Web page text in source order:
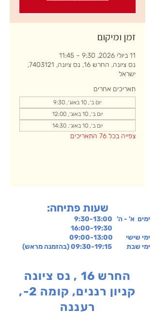
זמן ומיקום
11 ביולי 2026, 9:30 – 11:45
נס ציונה, החרש 16, נס ציונה, 7403121,
ישראל
תאריכים אחרים
יום ב׳, 10 באוג׳, 9:30
יום ב׳, 10 באוג׳, 12:00
יום ב׳, 10 באוג׳, 14:30
צפייה בכל 76 התאריכים
:שעות פתיחה
ימים א' - ה' 9:30-13:00
ימי שישי 09:00-13:00
ימי שבת 09:30-19:15 (בהזמנה מראש)
החרש 16 , נס ציונה
קניון רננים, קומה 2-,
רעננה